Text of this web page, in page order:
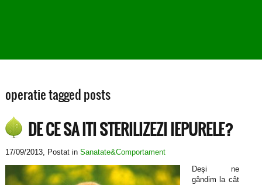
operatie tagged posts
DE CE SA ITI STERILIZEZI IEPURELE?
17/09/2013, Postat in Sanatate&Comportament
Deşi ne
gândim la cât